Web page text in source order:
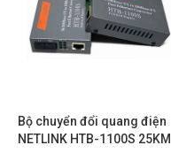
Bộ chuyển đổi quang điện
NETLINK HTB-1100S 25KM